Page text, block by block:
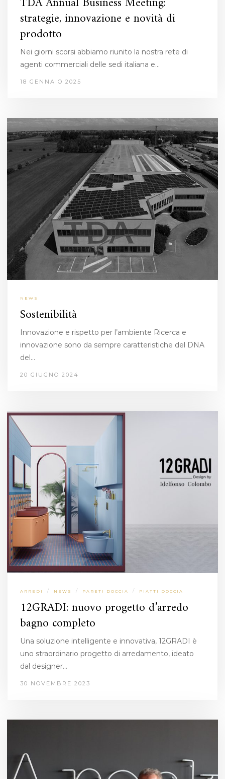
strategie, innovazione e novità di
prodotto
Nei giorni scorsi abbiamo riunito la nostra rete di
agenti commerciali delle sedi italiana e…
18 GENNAIO 2025
NEWS
Sostenibilità
Innovazione e rispetto per l’ambiente Ricerca e
innovazione sono da sempre caratteristiche del DNA
del…
20 GIUGNO 2024
ARREDI / NEWS / PARETI DOCCIA / PIATTI DOCCIA
12GRADI: nuovo progetto d’arredo
bagno completo
Una soluzione intelligente e innovativa, 12GRADI è
uno straordinario progetto di arredamento, ideato
dal designer…
30 NOVEMBRE 2023